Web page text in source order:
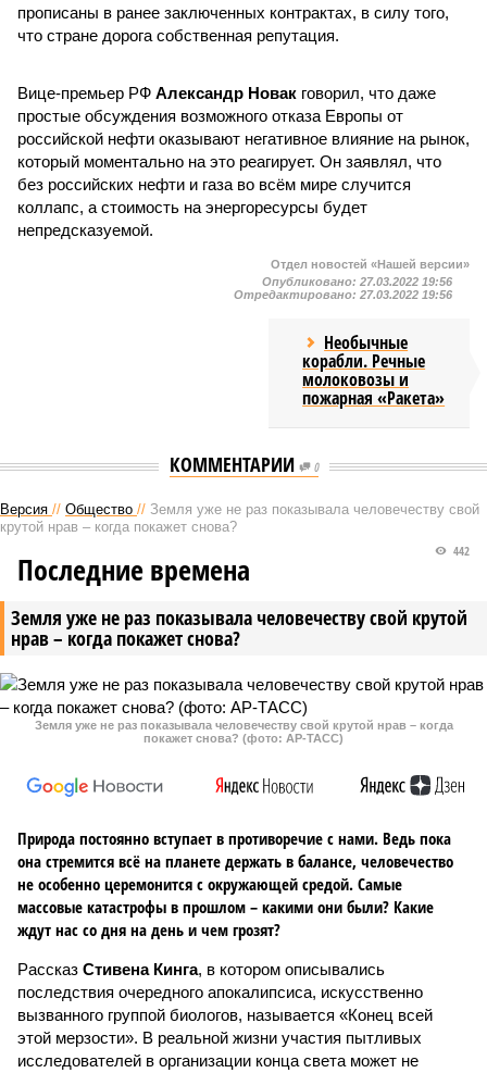
прописаны в ранее заключенных контрактах, в силу того,
что стране дорога собственная репутация.
Вице-премьер РФ Александр Новак говорил, что даже
простые обсуждения возможного отказа Европы от
российской нефти оказывают негативное влияние на рынок,
который моментально на это реагирует. Он заявлял, что
без российских нефти и газа во всём мире случится
коллапс, а стоимость на энергоресурсы будет
непредсказуемой.
Отдел новостей «Нашей версии»
Опубликовано: 27.03.2022 19:56
Отредактировано: 27.03.2022 19:56
Необычные
корабли. Речные
молоковозы и
пожарная «Ракета»
КОММЕНТАРИИ 0
Версия // Общество // Земля уже не раз показывала человечеству свой
крутой нрав – когда покажет снова?
Земля уже не раз показывала человечеству свой крутой
нрав – когда покажет снова?
442
Последние времена
Земля уже не раз показывала человечеству свой крутой нрав – когда
покажет снова? (фото: АР-ТАСС)
Природа постоянно вступает в противоречие с нами. Ведь пока
она стремится всё на планете держать в балансе, человечество
не особенно церемонится с окружающей средой. Самые
массовые катастрофы в прошлом – какими они были? Какие
ждут нас со дня на день и чем грозят?
Рассказ Стивена Кинга, в котором описывались
последствия очередного апокалипсиса, искусственно
вызванного группой биологов, называется «Конец всей
этой мерзости». В реальной жизни участия пытливых
исследователей в организации конца света может не